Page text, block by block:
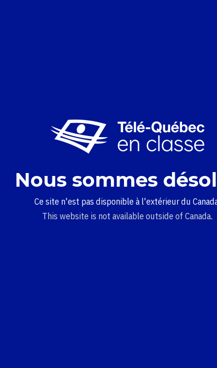
Nous sommes
Ce site n'est pas disponible à l'extérieur du
This website is not available outside of Canada.